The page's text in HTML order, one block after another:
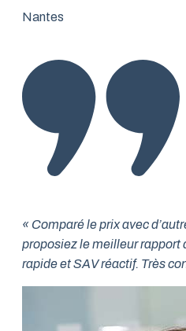
Nantes
« Comparé le prix avec
proposiez le meilleur
rapide et SAV réactif. Très